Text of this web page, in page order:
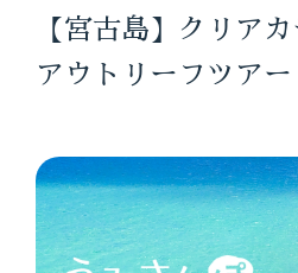
【宮古島】クリア
アウトリーフツアー